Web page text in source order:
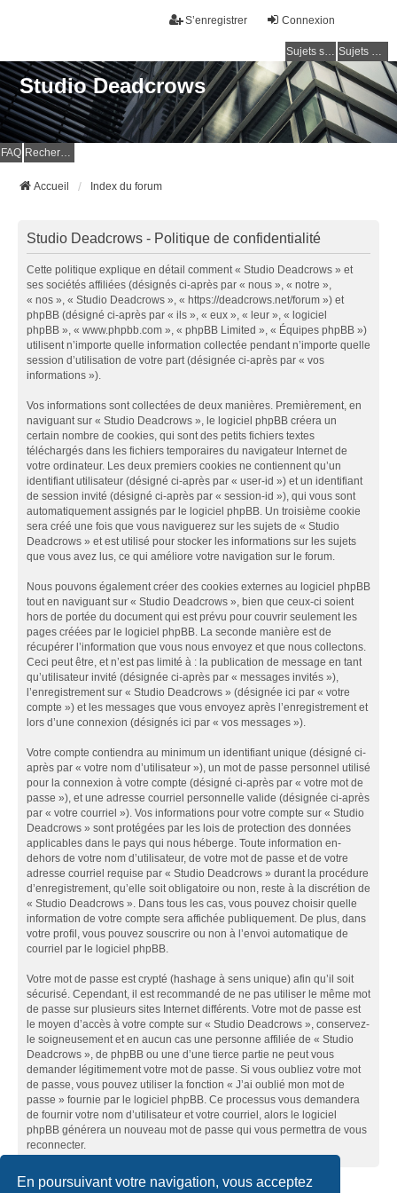
En poursuivant votre navigation, vous acceptez
Connexion
S’enregistrer
Sujets sans réponse Sujets actifs
Studio Deadcrows
FAQ Rechercher
Accueil Index du forum
Studio Deadcrows - Politique de confidentialité
Cette politique explique en détail comment « Studio Deadcrows » et
ses sociétés affiliées (désignés ci-après par « nous », « notre »,
« nos », « Studio Deadcrows », « https://deadcrows.net/forum ») et
phpBB (désigné ci-après par « ils », « eux », « leur », « logiciel
phpBB », « www.phpbb.com », « phpBB Limited », « Équipes phpBB »)
utilisent n’importe quelle information collectée pendant n’importe quelle
session d’utilisation de votre part (désignée ci-après par « vos
informations »).
Vos informations sont collectées de deux manières. Premièrement, en
naviguant sur « Studio Deadcrows », le logiciel phpBB créera un
certain nombre de cookies, qui sont des petits fichiers textes
téléchargés dans les fichiers temporaires du navigateur Internet de
votre ordinateur. Les deux premiers cookies ne contiennent qu’un
identifiant utilisateur (désigné ci-après par « user-id ») et un identifiant
de session invité (désigné ci-après par « session-id »), qui vous sont
automatiquement assignés par le logiciel phpBB. Un troisième cookie
sera créé une fois que vous naviguerez sur les sujets de « Studio
Deadcrows » et est utilisé pour stocker les informations sur les sujets
que vous avez lus, ce qui améliore votre navigation sur le forum.
Nous pouvons également créer des cookies externes au logiciel phpBB
tout en naviguant sur « Studio Deadcrows », bien que ceux-ci soient
hors de portée du document qui est prévu pour couvrir seulement les
pages créées par le logiciel phpBB. La seconde manière est de
récupérer l’information que vous nous envoyez et que nous collectons.
Ceci peut être, et n’est pas limité à : la publication de message en tant
qu’utilisateur invité (désignée ci-après par « messages invités »),
l’enregistrement sur « Studio Deadcrows » (désignée ici par « votre
compte ») et les messages que vous envoyez après l’enregistrement et
lors d’une connexion (désignés ici par « vos messages »).
Votre compte contiendra au minimum un identifiant unique (désigné ci-
après par « votre nom d’utilisateur »), un mot de passe personnel utilisé
pour la connexion à votre compte (désigné ci-après par « votre mot de
passe »), et une adresse courriel personnelle valide (désignée ci-après
par « votre courriel »). Vos informations pour votre compte sur « Studio
Deadcrows » sont protégées par les lois de protection des données
applicables dans le pays qui nous héberge. Toute information en-
dehors de votre nom d’utilisateur, de votre mot de passe et de votre
adresse courriel requise par « Studio Deadcrows » durant la procédure
d’enregistrement, qu’elle soit obligatoire ou non, reste à la discrétion de
« Studio Deadcrows ». Dans tous les cas, vous pouvez choisir quelle
information de votre compte sera affichée publiquement. De plus, dans
votre profil, vous pouvez souscrire ou non à l’envoi automatique de
courriel par le logiciel phpBB.
Votre mot de passe est crypté (hashage à sens unique) afin qu’il soit
sécurisé. Cependant, il est recommandé de ne pas utiliser le même mot
de passe sur plusieurs sites Internet différents. Votre mot de passe est
le moyen d’accès à votre compte sur « Studio Deadcrows », conservez-
le soigneusement et en aucun cas une personne affiliée de « Studio
Deadcrows », de phpBB ou une d’une tierce partie ne peut vous
demander légitimement votre mot de passe. Si vous oubliez votre mot
de passe, vous pouvez utiliser la fonction « J’ai oublié mon mot de
passe » fournie par le logiciel phpBB. Ce processus vous demandera
de fournir votre nom d’utilisateur et votre courriel, alors le logiciel
phpBB générera un nouveau mot de passe qui vous permettra de vous
reconnecter.